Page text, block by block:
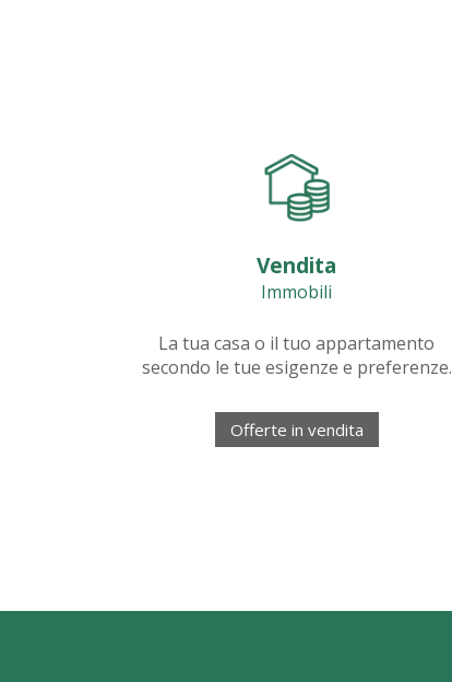
Vendita
Immobili
La tua casa o il tuo appartamento
secondo le tue esigenze e preferenze.
Offerte in vendita